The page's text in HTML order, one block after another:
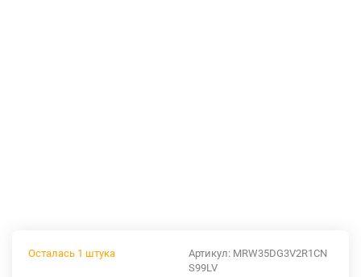
Артикул: MRW35DG3V2R1CN
S99LV
Осталась 1 штука